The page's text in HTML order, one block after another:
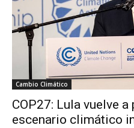
Cambio Climático
COP27: Lula vuelve
escenario climático